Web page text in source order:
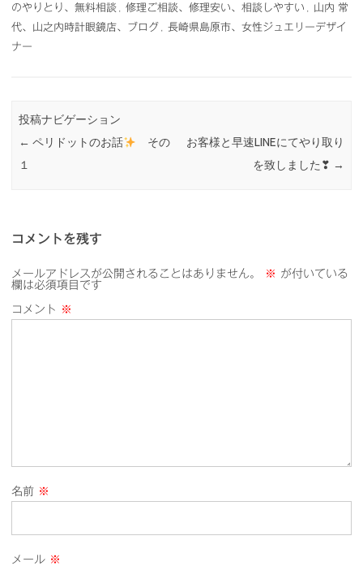
のやりとり、無料相談
修理ご相談、修理安い、相談しやすい
山内 常
代、山之内時計眼鏡店、ブログ
長崎県島原市、女性ジュエリーデザイ
ナー
投稿ナビゲーション
← ペリドットのお話
その
１
お客様と早速LINEにてやり取り
を致しました❣ →
コメントを残す
メールアドレスが公開されることはありません。 ※ が付いている
欄は必須項目です
コメント ※
名前 ※
メール ※